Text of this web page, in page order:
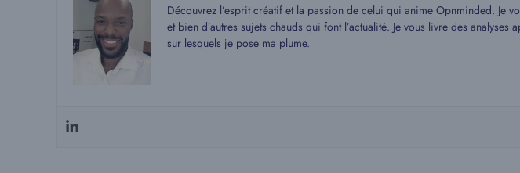
Découvrez l’esprit créatif et la passion de celui qui anime Opnminded. Je
et bien d’autres sujets chauds qui font l’actualité. Je vous livre des
sur lesquels je pose ma plume.